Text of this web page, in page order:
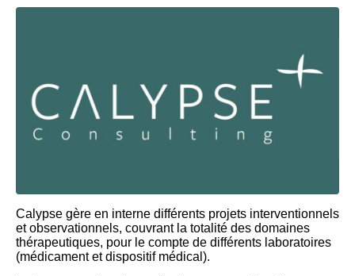
Calypse gère en interne différents projets interventionnels
et observationnels, couvrant la totalité des domaines
thérapeutiques, pour le compte de différents laboratoires
(médicament et dispositif médical).